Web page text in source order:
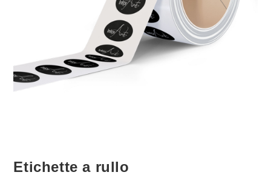
Etichette a rullo